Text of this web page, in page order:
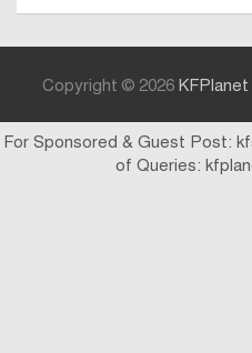
Copyright © 2026
For Sponsored & Guest Post:
of Queries: